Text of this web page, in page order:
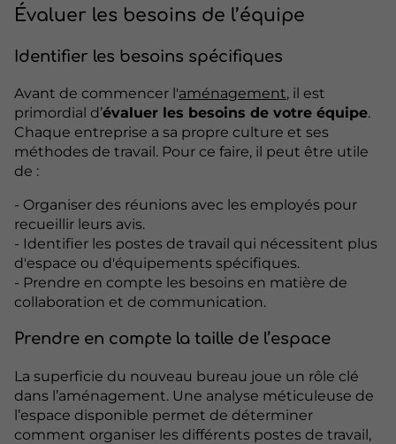
Évaluer les besoins de l’équipe
Identifier les besoins spécifiques
Avant de commencer l'aménagement, il est
primordial d’évaluer les besoins de votre équipe.
Chaque entreprise a sa propre culture et ses
méthodes de travail. Pour ce faire, il peut être utile
de :
- Organiser des réunions avec les employés pour
recueillir leurs avis.
- Identifier les postes de travail qui nécessitent plus
d'espace ou d'équipements spécifiques.
- Prendre en compte les besoins en matière de
collaboration et de communication.
Prendre en compte la taille de l’espace
La superficie du nouveau bureau joue un rôle clé
dans l’aménagement. Une analyse méticuleuse de
l’espace disponible permet de déterminer
comment organiser les différents postes de travail,